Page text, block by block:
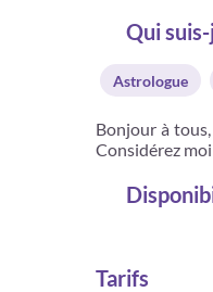
Qui
Astrologue
Bonjour à
Considérez
Tarifs